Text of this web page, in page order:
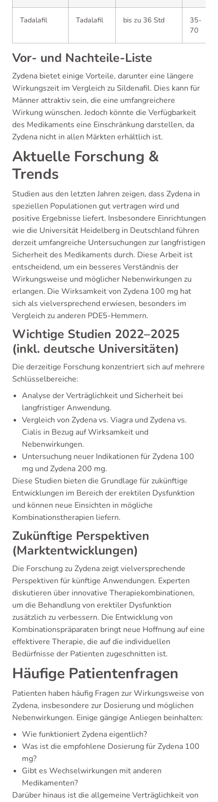
Tadalafil Tadalafil bis zu 36 Std
35-
70
Vor- und Nachteile-Liste
Zydena bietet einige Vorteile, darunter eine längere
Wirkungszeit im Vergleich zu Sildenafil. Dies kann für
Männer attraktiv sein, die eine umfangreichere
Wirkung wünschen. Jedoch könnte die Verfügbarkeit
des Medikaments eine Einschränkung darstellen, da
Zydena nicht in allen Märkten erhältlich ist.
Aktuelle Forschung &
Trends
Studien aus den letzten Jahren zeigen, dass Zydena in
speziellen Populationen gut vertragen wird und
positive Ergebnisse liefert. Insbesondere Einrichtungen
wie die Universität Heidelberg in Deutschland führen
derzeit umfangreiche Untersuchungen zur langfristigen
Sicherheit des Medikaments durch. Diese Arbeit ist
entscheidend, um ein besseres Verständnis der
Wirkungsweise und möglicher Nebenwirkungen zu
erlangen. Die Wirksamkeit von Zydena 100 mg hat
sich als vielversprechend erwiesen, besonders im
Vergleich zu anderen PDE5-Hemmern.
Wichtige Studien 2022–2025
(inkl. deutsche Universitäten)
Die derzeitige Forschung konzentriert sich auf mehrere
Schlüsselbereiche:
Analyse der Verträglichkeit und Sicherheit bei
langfristiger Anwendung.
Vergleich von Zydena vs. Viagra und Zydena vs.
Cialis in Bezug auf Wirksamkeit und
Nebenwirkungen.
Untersuchung neuer Indikationen für Zydena 100
mg und Zydena 200 mg.
Diese Studien bieten die Grundlage für zukünftige
Entwicklungen im Bereich der erektilen Dysfunktion
und können neue Einsichten in mögliche
Kombinationstherapien liefern.
Zukünftige Perspektiven
(Marktentwicklungen)
Die Forschung zu Zydena zeigt vielversprechende
Perspektiven für künftige Anwendungen. Experten
diskutieren über innovative Therapiekombinationen,
um die Behandlung von erektiler Dysfunktion
zusätzlich zu verbessern. Die Entwicklung von
Kombinationspräparaten bringt neue Hoffnung auf eine
effektivere Therapie, die auf die individuellen
Bedürfnisse der Patienten zugeschnitten ist.
Häufige Patientenfragen
Patienten haben häufig Fragen zur Wirkungsweise von
Zydena, insbesondere zur Dosierung und möglichen
Nebenwirkungen. Einige gängige Anliegen beinhalten:
Wie funktioniert Zydena eigentlich?
Was ist die empfohlene Dosierung für Zydena 100
mg?
Gibt es Wechselwirkungen mit anderen
Medikamenten?
Darüber hinaus ist die allgemeine Verträglichkeit von